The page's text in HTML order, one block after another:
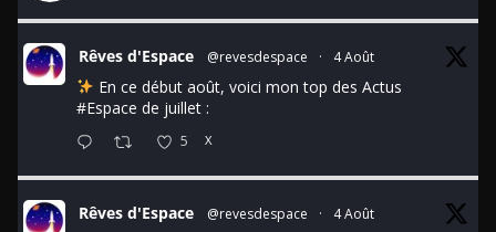
Rêves d'Espace @revesdespace · 4 Août
En ce début août, voici mon top des Actus
#Espace de juillet :
5 X
Rêves d'Espace @revesdespace · 4 Août